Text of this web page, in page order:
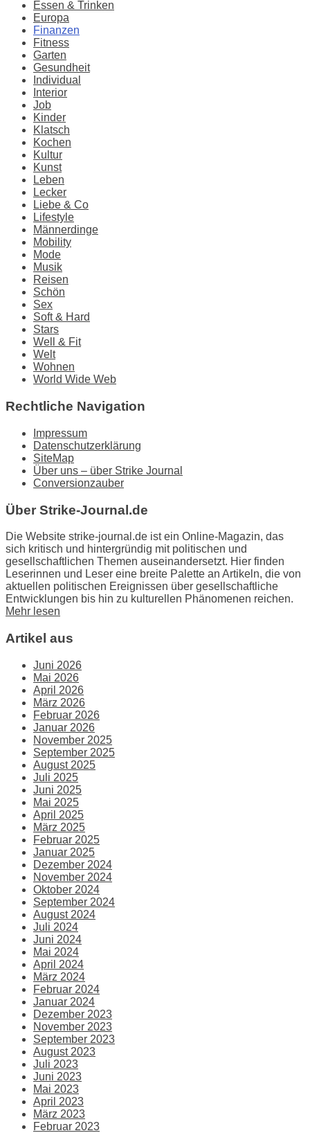
Essen & Trinken
Europa
Finanzen
Fitness
Garten
Gesundheit
Individual
Interior
Job
Kinder
Klatsch
Kochen
Kultur
Kunst
Leben
Lecker
Liebe & Co
Lifestyle
Männerdinge
Mobility
Mode
Musik
Reisen
Schön
Sex
Soft & Hard
Stars
Well & Fit
Welt
Wohnen
World Wide Web
Rechtliche Navigation
Impressum
Datenschutzerklärung
SiteMap
Über uns – über Strike Journal
Conversionzauber
Über Strike-Journal.de
Die Website strike-journal.de ist ein Online-Magazin, das
sich kritisch und hintergründig mit politischen und
gesellschaftlichen Themen auseinandersetzt. Hier finden
Leserinnen und Leser eine breite Palette an Artikeln, die von
aktuellen politischen Ereignissen über gesellschaftliche
Entwicklungen bis hin zu kulturellen Phänomenen reichen.
Mehr lesen
Artikel aus
Juni 2026
Mai 2026
April 2026
März 2026
Februar 2026
Januar 2026
November 2025
September 2025
August 2025
Juli 2025
Juni 2025
Mai 2025
April 2025
März 2025
Februar 2025
Januar 2025
Dezember 2024
November 2024
Oktober 2024
September 2024
August 2024
Juli 2024
Juni 2024
Mai 2024
April 2024
März 2024
Februar 2024
Januar 2024
Dezember 2023
November 2023
September 2023
August 2023
Juli 2023
Juni 2023
Mai 2023
April 2023
März 2023
Februar 2023